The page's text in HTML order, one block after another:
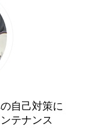
自己対策に
テナンス